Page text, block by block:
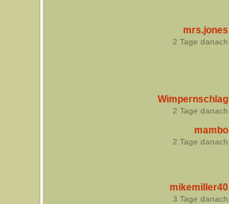
mrs.jones
2 Tage danach
Wimpernschlag
2 Tage danach
mambo
2 Tage danach
mikemiller40
3 Tage danach